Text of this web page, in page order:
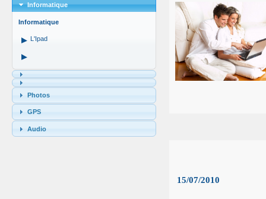
Informatique
Informatique
L'Ipad
Photos
GPS
Audio
15/07/2010